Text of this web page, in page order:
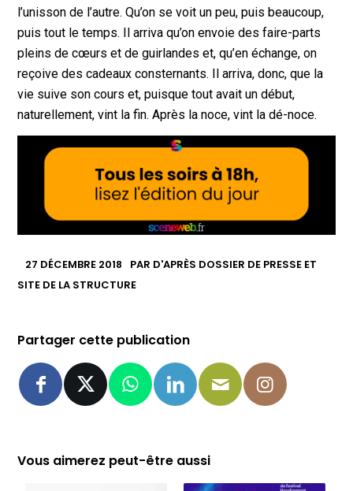
l’unisson de l’autre. Qu’on se voit un peu, puis beaucoup,
puis tout le temps. Il arriva qu’on envoie des faire-parts
pleins de cœurs et de guirlandes et, qu’en échange, on
reçoive des cadeaux consternants. Il arriva, donc, que la
vie suive son cours et, puisque tout avait un début,
naturellement, vint la fin. Après la noce, vint la dé-noce.
27 DÉCEMBRE 2018 PAR D'APRÈS DOSSIER DE PRESSE ET
SITE DE LA STRUCTURE
Partager cette publication
Vous aimerez peut-être aussi